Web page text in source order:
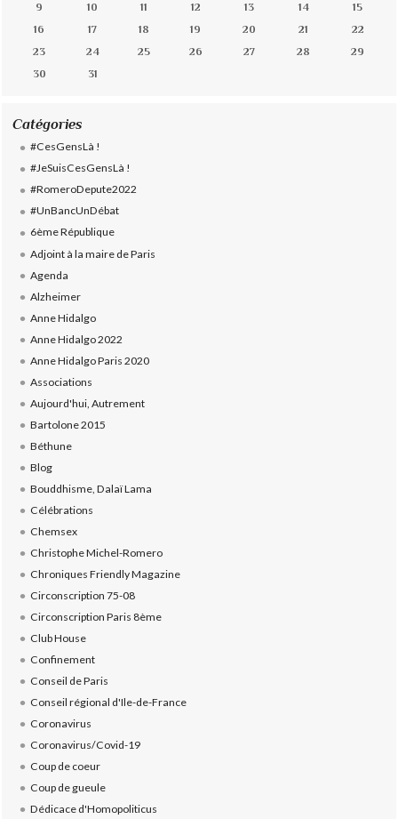
9
10 11 12 13 14
15
16
17 18 19 20 21
22
23
24 25 26 27 28
29
30
31
Catégories
#CesGensLà !
#JeSuisCesGensLà !
#RomeroDepute2022
#UnBancUnDébat
6ème République
Adjoint à la maire de Paris
Agenda
Alzheimer
Anne Hidalgo
Anne Hidalgo 2022
Anne Hidalgo Paris 2020
Associations
Aujourd'hui, Autrement
Bartolone 2015
Béthune
Blog
Bouddhisme, Dalaï Lama
Célébrations
Chemsex
Christophe Michel-Romero
Chroniques Friendly Magazine
Circonscription 75-08
Circonscription Paris 8ème
Club House
Confinement
Conseil de Paris
Conseil régional d'Ile-de-France
Coronavirus
Coronavirus/Covid-19
Coup de coeur
Coup de gueule
Dédicace d'Homopoliticus